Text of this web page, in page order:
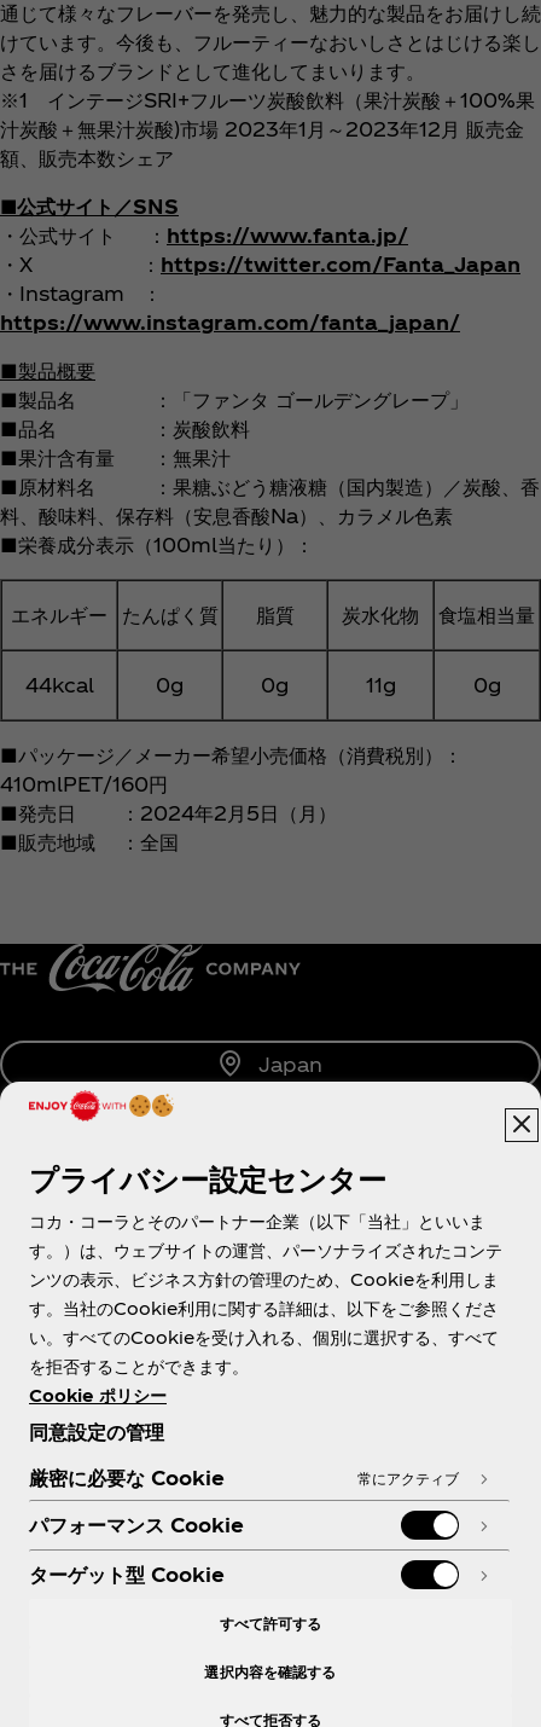
通じて様々なフレーバーを発売し、魅力的な製品をお届けし続
けています。今後も、フルーティーなおいしさとはじける楽し
さを届けるブランドとして進化してまいります。
※1 インテージSRI+フルーツ炭酸飲料（果汁炭酸＋100%果
汁炭酸＋無果汁炭酸)市場 2023年1月～2023年12月 販売金
額、販売本数シェア
■公式サイト／SNS
・公式サイト ： https://www.fanta.jp/
・X ： https://twitter.com/Fanta_Japan
・Instagram ：
https://www.instagram.com/fanta_japan/
■製品概要
■製品名 ：「ファンタ ゴールデングレープ」
■品名 ：炭酸飲料
■果汁含有量 ：無果汁
■原材料名 ：果糖ぶどう糖液糖（国内製造）／炭酸、香
料、酸味料、保存料（安息香酸Na）、カラメル色素
■栄養成分表示（100ml当たり）：
エネルギー たんぱく質 脂質 炭水化物 食塩相当量
44kcal 0g 0g 11g 0g
■パッケージ／メーカー希望小売価格（消費税別）：
410mlPET/160円
■発売日 ：2024年2月5日（月）
■販売地域 ：全国
Japan
About us
Need help?
各種ポリシー
プライバシー設定センター
コカ・コーラとそのパートナー企業（以下「当社」といいま
す。）は、ウェブサイトの運営、パーソナライズされたコンテ
ンツの表示、ビジネス方針の管理のため、Cookieを利用しま
す。当社のCookie利用に関する詳細は、以下をご参照くださ
い。すべてのCookieを受け入れる、個別に選択する、すべて
を拒否することができます。
Cookie ポリシー
同意設定の管理
厳密に必要な Cookie
常にアクティブ
パフォーマンス Cookie
ターゲット型 Cookie
すべて許可する
すべて拒否する
選択内容を確認する